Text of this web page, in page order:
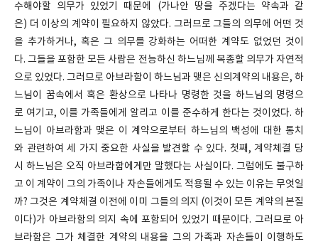
수해야할 의무가 있었기 때문에 (가나안 땅을 주겠다는 약속과 같
은) 더 이상의 계약이 필요하지 않았다. 그러므로 그들의 의무에 어떤 것
을 추가하거나, 혹은 그 의무를 강화하는 어떠한 계약도 없었던 것이
다. 그들을 포함한 모든 사람은 전능하신 하느님께 복종할 의무가 자연적
으로 있었다. 그러므로 아브라함이 하느님과 맺은 신의계약의 내용은, 하
느님이 꿈속에서 혹은 환상으로 나타나 명령한 것을 하느님의 명령으
로 여기고, 이를 가족들에게 알리고 이를 준수하게 한다는 것이었다. 하
느님이 아브라함과 맺은 이 계약으로부터 하느님의 백성에 대한 통치
와 관련하여 세 가지 중요한 사실을 발견할 수 있다. 첫째, 계약체결 당
시 하느님은 오직 아브라함에게만 말했다는 사실이다. 그럼에도 불구하
고 이 계약이 그의 가족이나 자손들에게도 적용될 수 있는 이유는 무엇일
까? 그것은 계약체결 이전에 이미 그들의 의지 (이것이 모든 계약의 본질
이다)가 아브라함의 의지 속에 포함되어 있었기 때문이다. 그러므로 아
브라함은 그가 체결한 계약의 내용을 그의 가족과 자손들이 이행하도